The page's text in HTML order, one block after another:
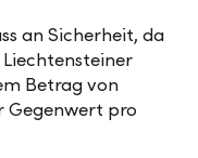
an Sicherheit, da
Betrag von
Gegenwert pro